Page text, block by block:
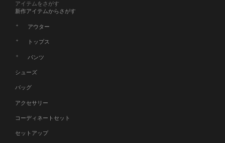
アイテムをさがす
新作アイテムからさがす
アウター
トップス
パンツ
シューズ
バッグ
アクセサリー
コーディネートセット
セットアップ